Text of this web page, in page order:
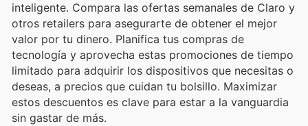
inteligente. Compara las ofertas semanales de Claro y
otros retailers para asegurarte de obtener el mejor
valor por tu dinero. Planifica tus compras de
tecnología y aprovecha estas promociones de tiempo
limitado para adquirir los dispositivos que necesitas o
deseas, a precios que cuidan tu bolsillo. Maximizar
estos descuentos es clave para estar a la vanguardia
sin gastar de más.